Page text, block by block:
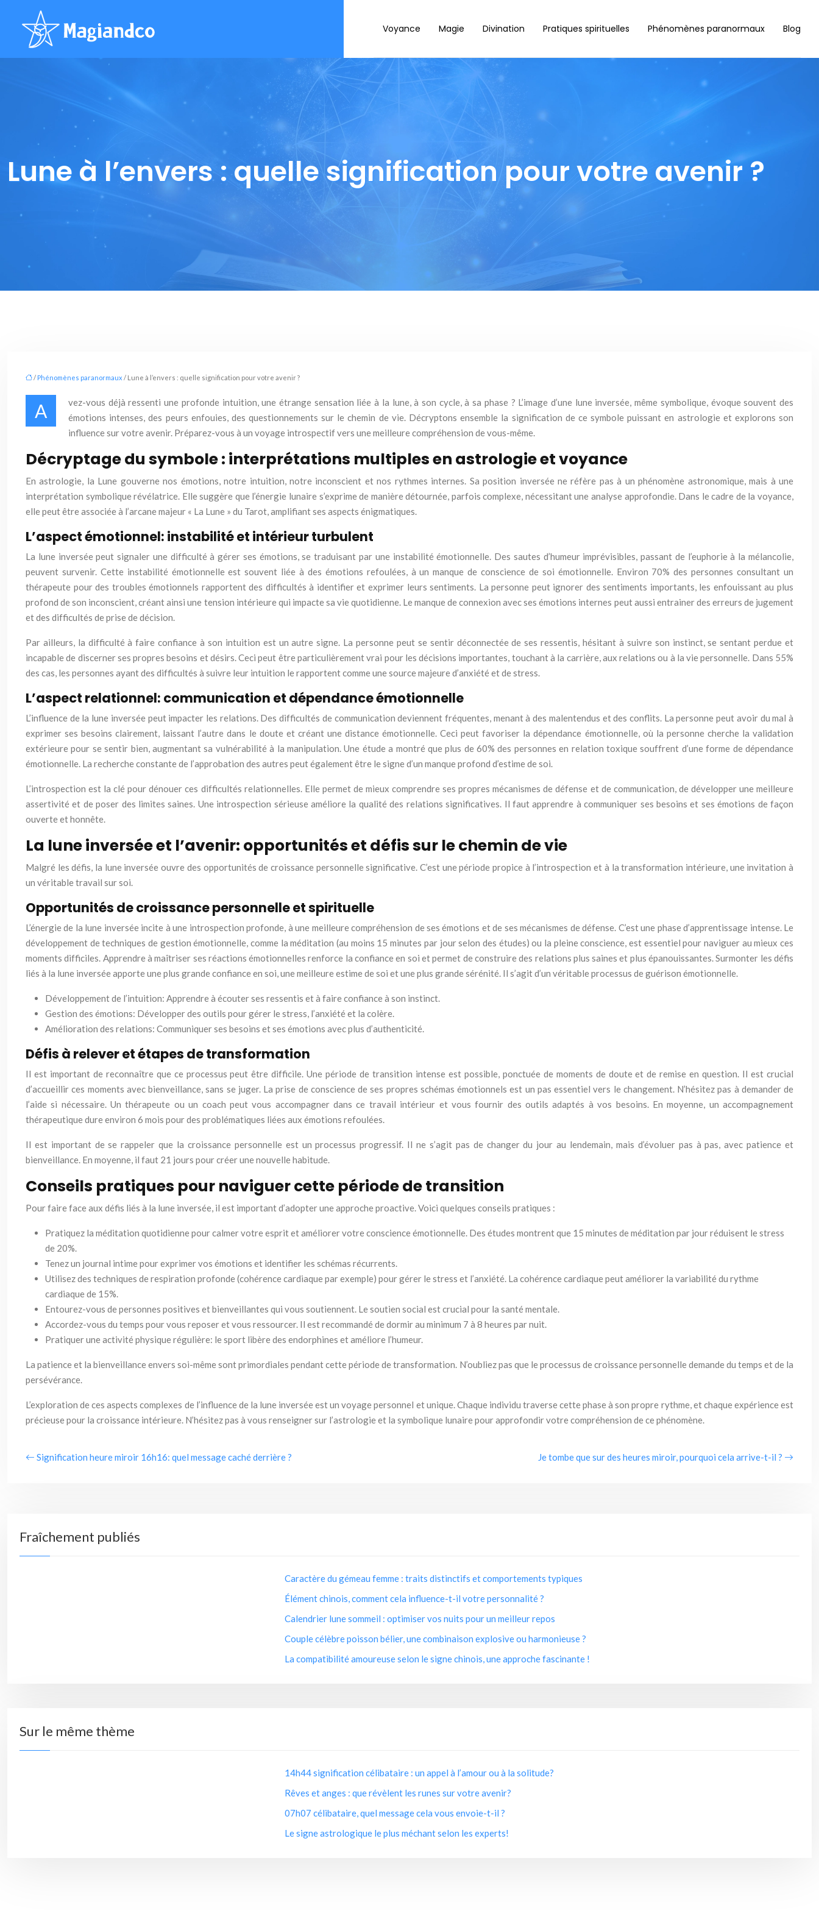
Voyance Magie Divination Pratiques spirituelles Phénomènes paranormaux Blog
Lune à l’envers : quelle signification pour votre avenir ?
/ Phénomènes paranormaux / Lune à l’envers : quelle signification pour votre avenir ?
A
vez-vous déjà ressenti une profonde intuition, une étrange sensation liée à la lune, à son cycle, à sa phase ? L’image d’une lune inversée, même symbolique, évoque souvent des
émotions intenses, des peurs enfouies, des questionnements sur le chemin de vie. Décryptons ensemble la signification de ce symbole puissant en astrologie et explorons son
influence sur votre avenir. Préparez-vous à un voyage introspectif vers une meilleure compréhension de vous-même.
Décryptage du symbole : interprétations multiples en astrologie et voyance
En astrologie, la Lune gouverne nos émotions, notre intuition, notre inconscient et nos rythmes internes. Sa position inversée ne réfère pas à un phénomène astronomique, mais à une
interprétation symbolique révélatrice. Elle suggère que l’énergie lunaire s’exprime de manière détournée, parfois complexe, nécessitant une analyse approfondie. Dans le cadre de la voyance,
elle peut être associée à l’arcane majeur « La Lune » du Tarot, amplifiant ses aspects énigmatiques.
L’aspect émotionnel: instabilité et intérieur turbulent
La lune inversée peut signaler une difficulté à gérer ses émotions, se traduisant par une instabilité émotionnelle. Des sautes d’humeur imprévisibles, passant de l’euphorie à la mélancolie,
peuvent survenir. Cette instabilité émotionnelle est souvent liée à des émotions refoulées, à un manque de conscience de soi émotionnelle. Environ 70% des personnes consultant un
thérapeute pour des troubles émotionnels rapportent des difficultés à identifier et exprimer leurs sentiments. La personne peut ignorer des sentiments importants, les enfouissant au plus
profond de son inconscient, créant ainsi une tension intérieure qui impacte sa vie quotidienne. Le manque de connexion avec ses émotions internes peut aussi entrainer des erreurs de jugement
et des difficultés de prise de décision.
Par ailleurs, la difficulté à faire confiance à son intuition est un autre signe. La personne peut se sentir déconnectée de ses ressentis, hésitant à suivre son instinct, se sentant perdue et
incapable de discerner ses propres besoins et désirs. Ceci peut être particulièrement vrai pour les décisions importantes, touchant à la carrière, aux relations ou à la vie personnelle. Dans 55%
des cas, les personnes ayant des difficultés à suivre leur intuition le rapportent comme une source majeure d’anxiété et de stress.
L’aspect relationnel: communication et dépendance émotionnelle
L’influence de la lune inversée peut impacter les relations. Des difficultés de communication deviennent fréquentes, menant à des malentendus et des conflits. La personne peut avoir du mal à
exprimer ses besoins clairement, laissant l’autre dans le doute et créant une distance émotionnelle. Ceci peut favoriser la dépendance émotionnelle, où la personne cherche la validation
extérieure pour se sentir bien, augmentant sa vulnérabilité à la manipulation. Une étude a montré que plus de 60% des personnes en relation toxique souffrent d’une forme de dépendance
émotionnelle. La recherche constante de l’approbation des autres peut également être le signe d’un manque profond d’estime de soi.
L’introspection est la clé pour dénouer ces difficultés relationnelles. Elle permet de mieux comprendre ses propres mécanismes de défense et de communication, de développer une meilleure
assertivité et de poser des limites saines. Une introspection sérieuse améliore la qualité des relations significatives. Il faut apprendre à communiquer ses besoins et ses émotions de façon
ouverte et honnête.
La lune inversée et l’avenir: opportunités et défis sur le chemin de vie
Malgré les défis, la lune inversée ouvre des opportunités de croissance personnelle significative. C’est une période propice à l’introspection et à la transformation intérieure, une invitation à
un véritable travail sur soi.
Opportunités de croissance personnelle et spirituelle
L’énergie de la lune inversée incite à une introspection profonde, à une meilleure compréhension de ses émotions et de ses mécanismes de défense. C’est une phase d’apprentissage intense. Le
développement de techniques de gestion émotionnelle, comme la méditation (au moins 15 minutes par jour selon des études) ou la pleine conscience, est essentiel pour naviguer au mieux ces
moments difficiles. Apprendre à maîtriser ses réactions émotionnelles renforce la confiance en soi et permet de construire des relations plus saines et plus épanouissantes. Surmonter les défis
liés à la lune inversée apporte une plus grande confiance en soi, une meilleure estime de soi et une plus grande sérénité. Il s’agit d’un véritable processus de guérison émotionnelle.
Développement de l’intuition: Apprendre à écouter ses ressentis et à faire confiance à son instinct.
Gestion des émotions: Développer des outils pour gérer le stress, l’anxiété et la colère.
Amélioration des relations: Communiquer ses besoins et ses émotions avec plus d’authenticité.
Défis à relever et étapes de transformation
Il est important de reconnaître que ce processus peut être difficile. Une période de transition intense est possible, ponctuée de moments de doute et de remise en question. Il est crucial
d’accueillir ces moments avec bienveillance, sans se juger. La prise de conscience de ses propres schémas émotionnels est un pas essentiel vers le changement. N’hésitez pas à demander de
l’aide si nécessaire. Un thérapeute ou un coach peut vous accompagner dans ce travail intérieur et vous fournir des outils adaptés à vos besoins. En moyenne, un accompagnement
thérapeutique dure environ 6 mois pour des problématiques liées aux émotions refoulées.
Il est important de se rappeler que la croissance personnelle est un processus progressif. Il ne s’agit pas de changer du jour au lendemain, mais d’évoluer pas à pas, avec patience et
bienveillance. En moyenne, il faut 21 jours pour créer une nouvelle habitude.
Conseils pratiques pour naviguer cette période de transition
Pour faire face aux défis liés à la lune inversée, il est important d’adopter une approche proactive. Voici quelques conseils pratiques :
Pratiquez la méditation quotidienne pour calmer votre esprit et améliorer votre conscience émotionnelle. Des études montrent que 15 minutes de méditation par jour réduisent le stress
de 20%.
Tenez un journal intime pour exprimer vos émotions et identifier les schémas récurrents.
Utilisez des techniques de respiration profonde (cohérence cardiaque par exemple) pour gérer le stress et l’anxiété. La cohérence cardiaque peut améliorer la variabilité du rythme
cardiaque de 15%.
Entourez-vous de personnes positives et bienveillantes qui vous soutiennent. Le soutien social est crucial pour la santé mentale.
Accordez-vous du temps pour vous reposer et vous ressourcer. Il est recommandé de dormir au minimum 7 à 8 heures par nuit.
Pratiquer une activité physique régulière: le sport libère des endorphines et améliore l’humeur.
La patience et la bienveillance envers soi-même sont primordiales pendant cette période de transformation. N’oubliez pas que le processus de croissance personnelle demande du temps et de la
persévérance.
L’exploration de ces aspects complexes de l’influence de la lune inversée est un voyage personnel et unique. Chaque individu traverse cette phase à son propre rythme, et chaque expérience est
précieuse pour la croissance intérieure. N’hésitez pas à vous renseigner sur l’astrologie et la symbolique lunaire pour approfondir votre compréhension de ce phénomène.
Signification heure miroir 16h16: quel message caché derrière ? Je tombe que sur des heures miroir, pourquoi cela arrive-t-il ?
Fraîchement publiés
Caractère du gémeau femme : traits distinctifs et comportements typiques
Élément chinois, comment cela influence-t-il votre personnalité ?
Calendrier lune sommeil : optimiser vos nuits pour un meilleur repos
Couple célèbre poisson bélier, une combinaison explosive ou harmonieuse ?
La compatibilité amoureuse selon le signe chinois, une approche fascinante !
Sur le même thème
14h44 signification célibataire : un appel à l’amour ou à la solitude?
Rêves et anges : que révèlent les runes sur votre avenir?
07h07 célibataire, quel message cela vous envoie-t-il ?
Le signe astrologique le plus méchant selon les experts!